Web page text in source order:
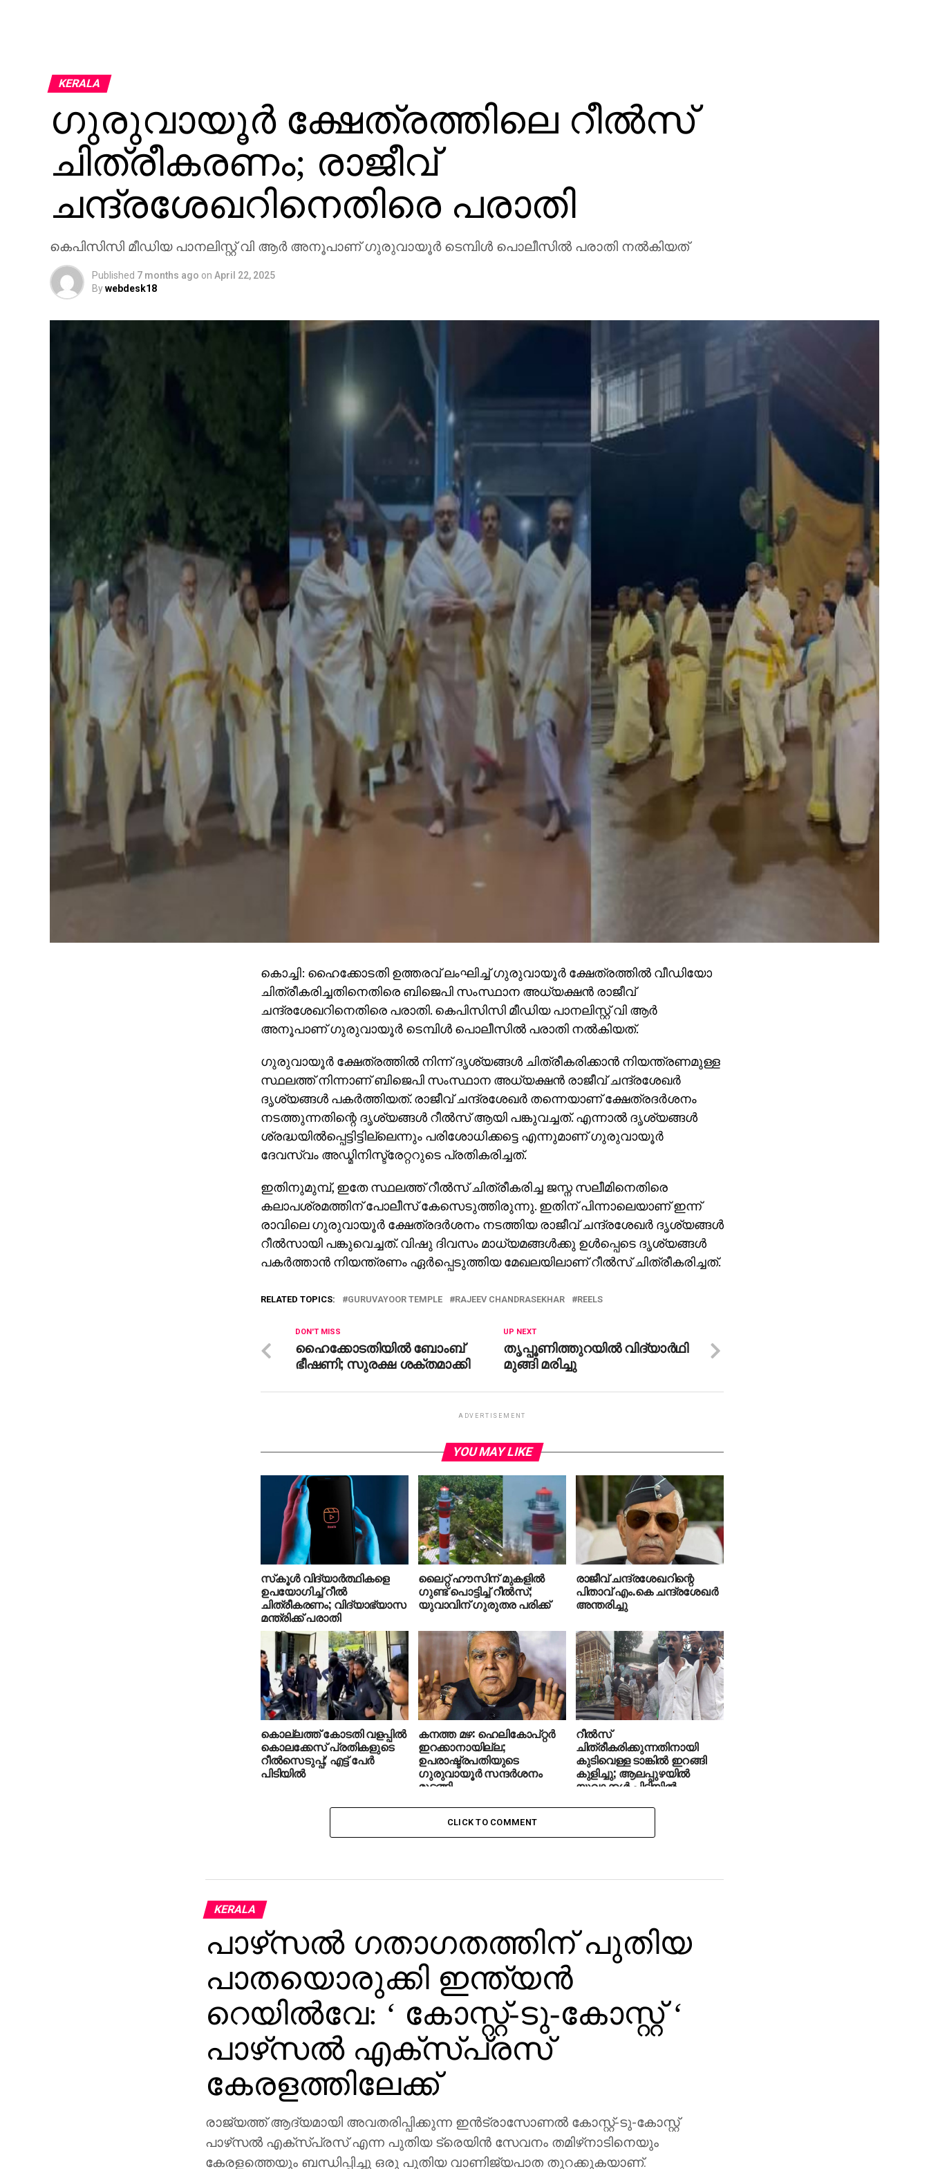
KERALA
ഗുരുവായൂര്‍ ക്ഷേത്രത്തിലെ റീല്‍സ്
ചിത്രീകരണം; രാജീവ്
ചന്ദ്രശേഖറിനെതിരെ പരാതി
കെപിസിസി മീഡിയ പാനലിസ്റ്റ് വി ആര്‍ അനൂപാണ് ഗുരുവായൂര്‍ ടെമ്പിള്‍ പൊലീസില്‍ പരാതി നല്‍കിയത്
Published 7 months ago on April 22, 2025
Bywebdesk18
കൊച്ചി: ഹൈക്കോടതി ഉത്തരവ് ലംഘിച്ച് ഗുരുവായൂര്‍ ക്ഷേത്രത്തില്‍ വീഡിയോ
ചിത്രീകരിച്ചതിനെതിരെ ബിജെപി സംസ്ഥാന അധ്യക്ഷന്‍ രാജീവ്
ചന്ദ്രശേഖറിനെതിരെ പരാതി. കെപിസിസി മീഡിയ പാനലിസ്റ്റ് വി ആര്‍
അനൂപാണ് ഗുരുവായൂര്‍ ടെമ്പിള്‍ പൊലീസില്‍ പരാതി നല്‍കിയത്.
ഗുരുവായൂര്‍ ക്ഷേത്രത്തില്‍ നിന്ന് ദൃശ്യങ്ങള്‍ ചിത്രീകരിക്കാന്‍ നിയന്ത്രണമുള്ള
സ്ഥലത്ത് നിന്നാണ് ബിജെപി സംസ്ഥാന അധ്യക്ഷന്‍ രാജീവ് ചന്ദ്രശേഖര്‍
ദൃശ്യങ്ങള്‍ പകര്‍ത്തിയത്. രാജീവ് ചന്ദ്രശേഖര്‍ തന്നെയാണ് ക്ഷേത്രദര്‍ശനം
നടത്തുന്നതിന്റെ ദൃശ്യങ്ങള്‍ റീല്‍സ് ആയി പങ്കുവച്ചത്. എന്നാല്‍ ദൃശ്യങ്ങള്‍
ശ്രദ്ധയില്‍പ്പെട്ടിട്ടില്ലെന്നും പരിശോധിക്കട്ടെ എന്നുമാണ് ഗുരുവായൂര്‍
ദേവസ്വം അഡ്മിനിസ്ട്രേറ്ററുടെ പ്രതികരിച്ചത്.
ഇതിനുമുമ്പ്, ഇതേ സ്ഥലത്ത് റീല്‍സ് ചിത്രീകരിച്ച ജസ്ന സലീമിനെതിരെ
കലാപശ്രമത്തിന് പോലീസ് കേസെടുത്തിരുന്നു. ഇതിന് പിന്നാലെയാണ് ഇന്ന്
രാവിലെ ഗുരുവായൂര്‍ ക്ഷേത്രദര്‍ശനം നടത്തിയ രാജീവ് ചന്ദ്രശേഖര്‍ ദൃശ്യങ്ങള്‍
റീല്‍സായി പങ്കുവെച്ചത്. വിഷു ദിവസം മാധ്യമങ്ങള്‍ക്കു ഉള്‍പ്പെടെ ദൃശ്യങ്ങള്‍
പകര്‍ത്താന്‍ നിയന്ത്രണം ഏര്‍പ്പെടുത്തിയ മേഖലയിലാണ് റീല്‍സ് ചിത്രീകരിച്ചത്.
RELATED TOPICS: GURUVAYOOR TEMPLE RAJEEV CHANDRASEKHAR REELS
UP NEXT
തൃപ്പൂണിത്തുറയില്‍ വിദ്യാര്‍ഥി
മുങ്ങി മരിച്ചു
DON'T MISS
ഹൈക്കോടതിയില്‍ ബോംബ്
ഭീഷണി; സുരക്ഷ ശക്തമാക്കി
ADVERTISEMENT
YOU MAY LIKE
സ്‌കൂള്‍ വിദ്യാര്‍ത്ഥികളെ
ഉപയോഗിച്ച് റീല്‍
ചിത്രീകരണം; വിദ്യാഭ്യാസ
മന്ത്രിക്ക് പരാതി
ലൈറ്റ് ഹൗസിന് മുകളില്‍
ഗുണ്ട് പൊട്ടിച്ച് റീല്‍സ്;
യുവാവിന് ഗുരുതര പരിക്ക്
രാജീവ് ചന്ദ്രശേഖറിന്റെ
പിതാവ് എം.കെ ചന്ദ്രശേഖര്‍
അന്തരിച്ചു
കൊല്ലത്ത് കോടതി വളപ്പില്‍
കൊലക്കേസ് പ്രതികളുടെ
റീല്‍സെടുപ്പ്; എട്ട് പേര്‍
പിടിയില്‍
കനത്ത മഴ: ഹെലികോപ്റ്റര്‍
ഇറക്കാനായില്ല;
ഉപരാഷ്ട്രപതിയുടെ
ഗുരുവായൂര്‍ സന്ദര്‍ശനം
മുടങ്ങി
റീല്‍സ്
ചിത്രീകരിക്കുന്നതിനായി
കുടിവെള്ള ടാങ്കില്‍ ഇറങ്ങി
കുളിച്ചു; ആലപ്പുഴയില്‍
യുവാക്കള്‍ പിടിയില്‍
CLICK TO COMMENT
KERALA
പാഴ്‌സല്‍ ഗതാഗതത്തിന് പുതിയ
പാതയൊരുക്കി ഇന്ത്യന്‍
റെയില്‍വേ: ‘ കോസ്റ്റ്-ടു-കോസ്റ്റ് ‘
പാഴ്‌സല്‍ എക്‌സ്പ്രസ്
കേരളത്തിലേക്ക്
രാജ്യത്ത് ആദ്യമായി അവതരിപ്പിക്കുന്ന ഇന്‍ട്രാസോണല്‍ കോസ്റ്റ്-ടു-കോസ്റ്റ്
പാഴ്‌സല്‍ എക്‌സ്പ്രസ് എന്ന പുതിയ ട്രെയിന്‍ സേവനം തമിഴ്‌നാടിനെയും
കേരളത്തെയും ബന്ധിപ്പിച്ചു ഒരു പുതിയ വാണിജ്യപാത തുറക്കുകയാണ്.